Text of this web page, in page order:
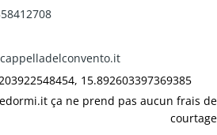
15.892603397369385
ça ne prend pas aucun frais de
courtage